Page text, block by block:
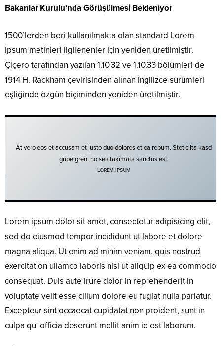
Bakanlar Kurulu’nda Görüşülmesi Bekleniyor
1500’lerden beri kullanılmakta olan standard Lorem
Ipsum metinleri ilgilenenler için yeniden üretilmiştir.
Çiçero tarafından yazılan 1.10.32 ve 1.10.33 bölümleri de
1914 H. Rackham çevirisinden alınan İngilizce sürümleri
eşliğinde özgün biçiminden yeniden üretilmiştir.
At vero eos et accusam et justo duo dolores et ea rebum. Stet clita kasd
gubergren, no sea takimata sanctus est.
LOREM IPSUM
Lorem ipsum dolor sit amet, consectetur adipisicing elit,
sed do eiusmod tempor incididunt ut labore et dolore
magna aliqua. Ut enim ad minim veniam, quis nostrud
exercitation ullamco laboris nisi ut aliquip ex ea commodo
consequat. Duis aute irure dolor in reprehenderit in
voluptate velit esse cillum dolore eu fugiat nulla pariatur.
Excepteur sint occaecat cupidatat non proident, sunt in
culpa qui officia deserunt mollit anim id est laborum.